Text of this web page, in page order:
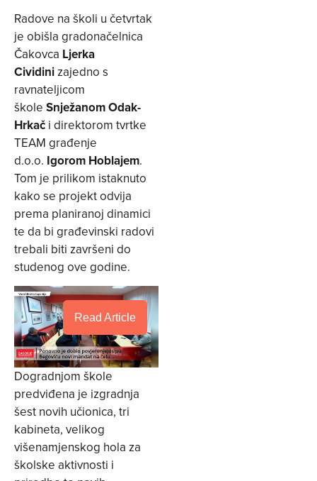
Radove na školi u četvrtak
je obišla gradonačelnica
Čakovca Ljerka
Cividinizajedno s
ravnateljicom
škole Snježanom Odak-
Hrkač i direktorom tvrtke
TEAM građenje
d.o.o. Igorom Hoblajem.
Tom je prilikom istaknuto
kako se projekt odvija
prema planiranoj dinamici
te da bi građevinski radovi
trebali biti završeni do
studenog ove godine.
Read Article
Dogradnjom škole
predviđena je izgradnja
šest novih učionica, tri
kabineta, velikog
višenamjenskog hola za
školske aktivnosti i